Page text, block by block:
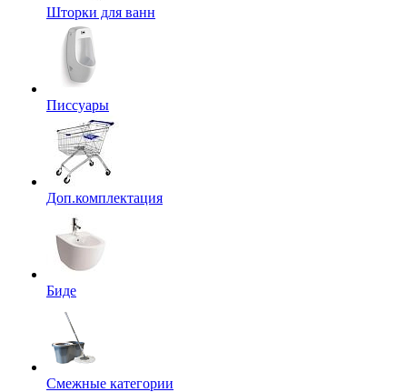
Шторки для ванн
Писсуары
Доп.комплектация
Биде
Смежные категории